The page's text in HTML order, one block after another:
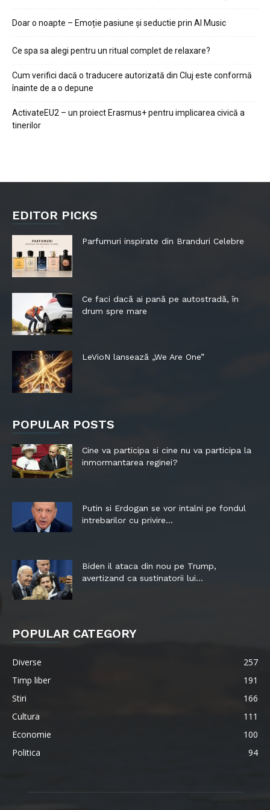
Doar o noapte – Emoție pasiune și seductie prin AI Music
Ce spa sa alegi pentru un ritual complet de relaxare?
Cum verifici dacă o traducere autorizată din Cluj este conformă
înainte de a o depune
ActivateEU2 – un proiect Erasmus+ pentru implicarea civică a
tinerilor
EDITOR PICKS
Parfumuri inspirate din Branduri Celebre
Ce faci dacă ai pană pe autostradă, în
drum spre mare
LeVioN lansează „We Are One”
POPULAR POSTS
Cine va participa si cine nu va participa la
inmormantarea reginei?
Putin si Erdogan se vor intalni pe fondul
intrebarilor cu privire...
Biden il ataca din nou pe Trump,
avertizand ca sustinatorii lui...
POPULAR CATEGORY
Diverse
257
Timp liber
191
Stiri
166
Cultura
111
Economie
100
Politica
94